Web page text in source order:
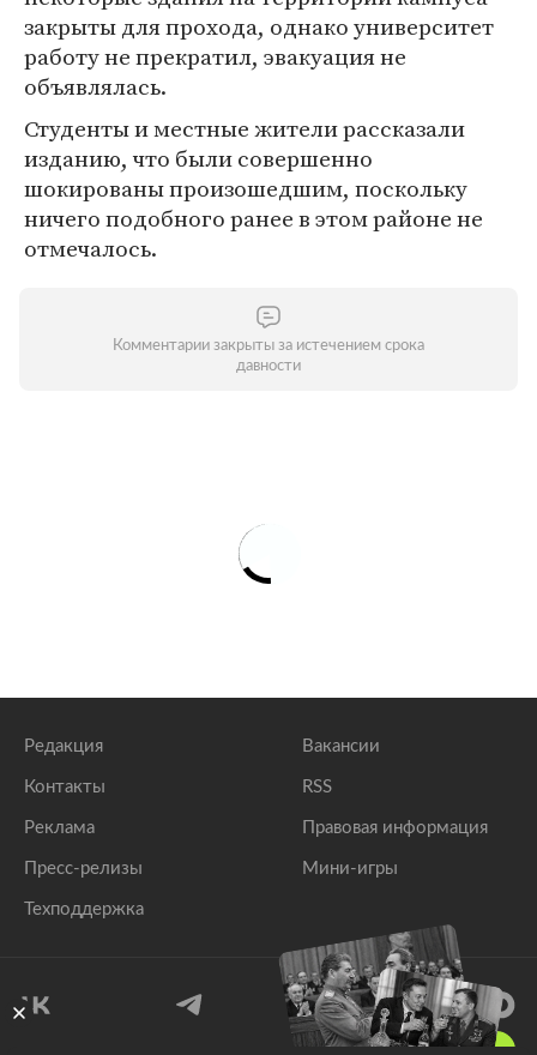
закрыты для прохода, однако университет
работу не прекратил, эвакуация не
объявлялась.
Студенты и местные жители рассказали
изданию, что были совершенно
шокированы произошедшим, поскольку
ничего подобного ранее в этом районе не
отмечалось.
Комментарии закрыты за истечением срока
давности
Редакция
Контакты
Реклама
Пресс-релизы
Техподдержка
Вакансии
RSS
Правовая информация
Мини-игры